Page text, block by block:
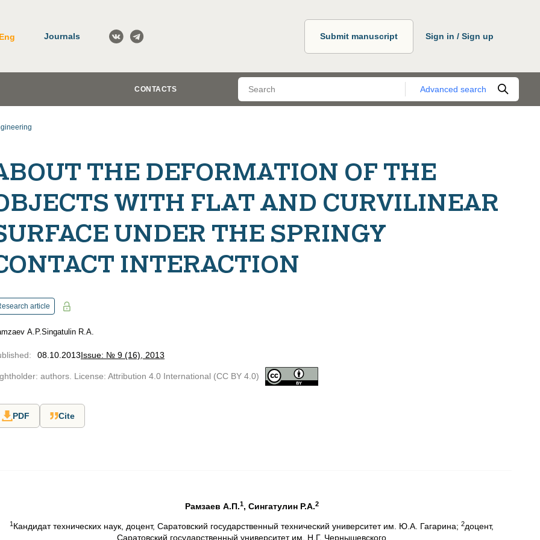
Eng Journals Submit manuscript Sign in / Sign up
CONTACTS Advanced search
THE DEFORMATION OF THE
WITH FLAT AND CURVILINEAR
UNDER THE SPRINGY
INTERACTION
article
А.P.Singatulin R.A.
: 08.10.2013Issue: № 9 (16), 2013
authors. License: Attribution 4.0 International (CC BY 4.0)
PDF Cite
Рамзаев А.П.1, Сингатулин Р.А.2
1 Кандидат технических наук, доцент, Саратовский государственный технический университет им. Ю.А. Гагарина; 2доцент,
Саратовский государственный университет им. Н.Г. Чернышевского